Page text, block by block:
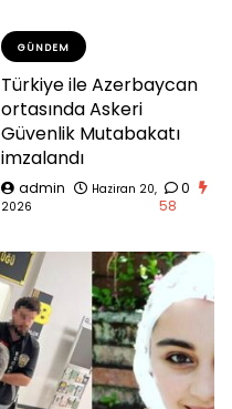
GÜNDEM
Türkiye ile Azerbaycan
ortasında Askeri
Güvenlik Mutabakatı
imzalandı
admin
Haziran 20,
2026
0
58